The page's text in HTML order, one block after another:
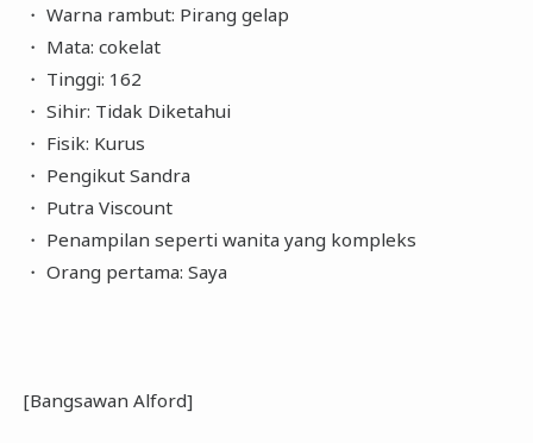
・ Warna rambut: Pirang gelap
・ Mata: cokelat
・ Tinggi: 162
・ Sihir: Tidak Diketahui
・ Fisik: Kurus
・ Pengikut Sandra
・ Putra Viscount
・ Penampilan seperti wanita yang kompleks
・ Orang pertama: Saya
[Bangsawan Alford]